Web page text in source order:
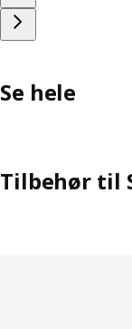
Se hele
Tilbehør til